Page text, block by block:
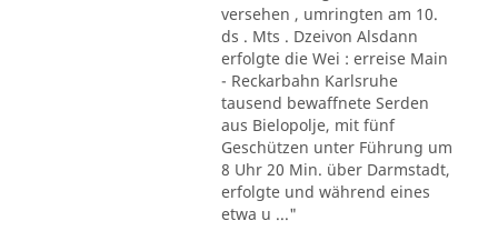
versehen , umringten am 10.
ds . Mts . Dzeivon Alsdann
erfolgte die Wei : erreise Main
- Reckarbahn Karlsruhe
tausend bewaffnete Serden
aus Bielopolje, mit fünf
Geschützen unter Führung um
8 Uhr 20 Min. über Darmstadt,
erfolgte und während eines
etwa u ..."